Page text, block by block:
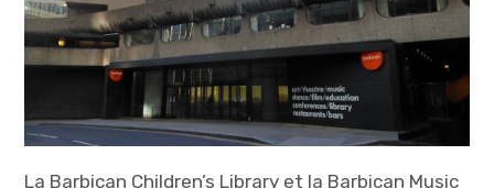
child
La Barbican Children’s Library et la Barbican Music